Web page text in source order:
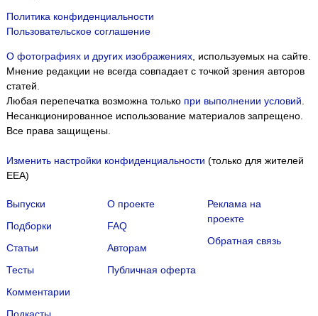
Политика конфиденциальности
Пользовательское соглашение
О фотографиях и других изображениях, используемых на сайте.
Мнение редакции не всегда совпадает с точкой зрения авторов
статей.
Любая перепечатка возможна только при выполнении условий.
Несанкционированное использование материалов запрещено.
Все права защищены.
Изменить настройки конфиденциальности (только для жителей
EEA)
Выпуски
Подборки
Статьи
Тесты
Комментарии
О проекте
FAQ
Авторам
Публичная оферта
Реклама на
проекте
Обратная связь